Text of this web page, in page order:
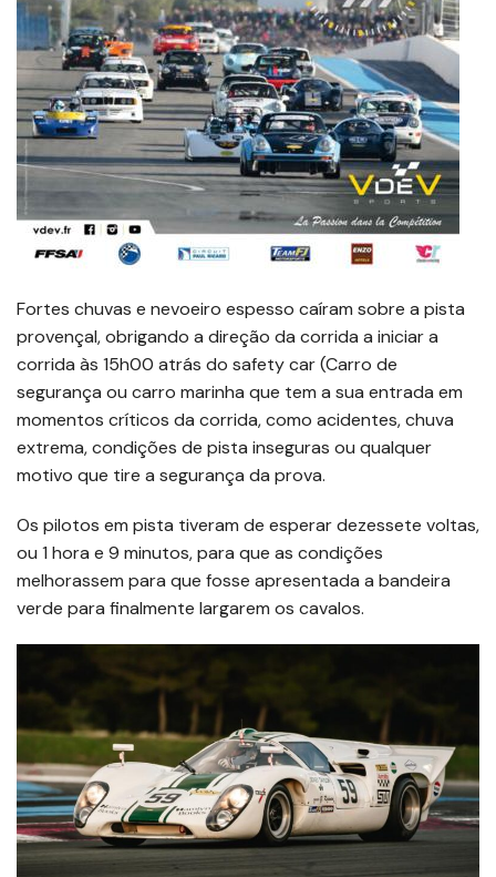
Fortes chuvas e nevoeiro espesso caíram sobre a pista
provençal, obrigando a direção da corrida a iniciar a
corrida às 15h00 atrás do safety car (Carro de
segurança ou carro marinha que tem a sua entrada em
momentos críticos da corrida, como acidentes, chuva
extrema, condições de pista inseguras ou qualquer
motivo que tire a segurança da prova.
Os pilotos em pista tiveram de esperar dezessete voltas,
ou 1 hora e 9 minutos, para que as condições
melhorassem para que fosse apresentada a bandeira
verde para finalmente largarem os cavalos.